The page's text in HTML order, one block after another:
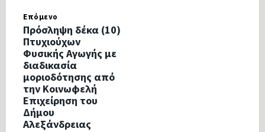
Επόμενο
Πρόσληψη δέκα (10)
Πτυχιούχων
Φυσικής Αγωγής με
διαδικασία
μοριοδότησης από
την Κοινωφελή
Επιχείρηση του
Δήμου
Αλεξάνδρειας